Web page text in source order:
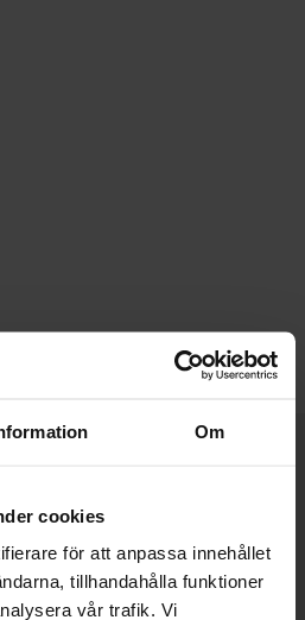
Om
cookies
för att anpassa innehållet
tillhandahålla funktioner
vår trafik. Vi
I KUNDKLUBBEN